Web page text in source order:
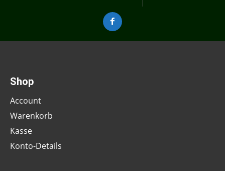
Shop
Account
Warenkorb
Kasse
Konto-Details